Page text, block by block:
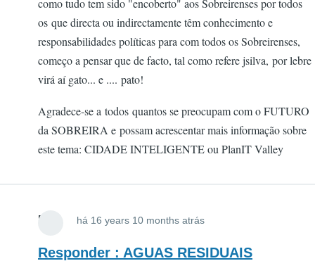
como tudo tem sido "encoberto" aos Sobreirenses por todos
os que directa ou indirectamente têm conhecimento e
responsabilidades políticas para com todos os Sobreirenses,
começo a pensar que de facto, tal como refere jsilva, por lebre
virá aí gato... e .... pato!
Agradece-se a todos quantos se preocupam com o FUTURO
da SOBREIRA e possam acrescentar mais informação sobre
este tema: CIDADE INTELIGENTE ou PlanIT Valley
FOX há 16 years 10 months atrás
Responder : AGUAS RESIDUAIS